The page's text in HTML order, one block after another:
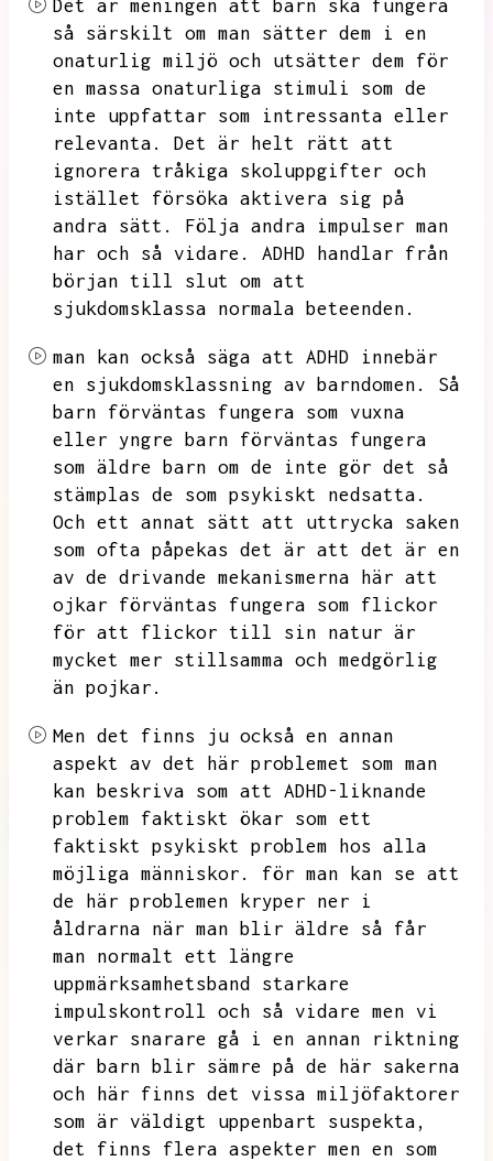
Det är meningen att barn ska fungera
så särskilt om man sätter dem i en
onaturlig miljö och utsätter dem för
en massa onaturliga stimuli som de
inte uppfattar som intressanta eller
relevanta.
Det är helt rätt att
ignorera tråkiga skoluppgifter och
istället försöka aktivera sig på
andra sätt.
Följa andra impulser man
har och så vidare.
ADHD handlar från
början till slut om att
sjukdomsklassa normala beteenden.
man kan också säga att ADHD innebär
en sjukdomsklassning av barndomen.
Så
barn förväntas fungera som vuxna
eller yngre barn förväntas fungera
som äldre barn om de inte gör det så
stämplas de som psykiskt nedsatta.
Och ett annat sätt att uttrycka saken
som ofta påpekas det är att det är en
av de drivande mekanismerna här att
ojkar förväntas fungera som flickor
för att flickor till sin natur är
mycket mer stillsamma och medgörlig
än pojkar.
Men det finns ju också en annan
aspekt av det här problemet som man
kan beskriva som att ADHD-liknande
problem faktiskt ökar som ett
faktiskt psykiskt problem hos alla
möjliga människor.
för man kan se att
de här problemen kryper ner i
åldrarna när man blir äldre så får
man normalt ett längre
uppmärksamhetsband starkare
impulskontroll och så vidare men vi
verkar snarare gå i en annan riktning
där barn blir sämre på de här sakerna
och här finns det vissa miljöfaktorer
som är väldigt uppenbart suspekta,
det finns flera aspekter men en som